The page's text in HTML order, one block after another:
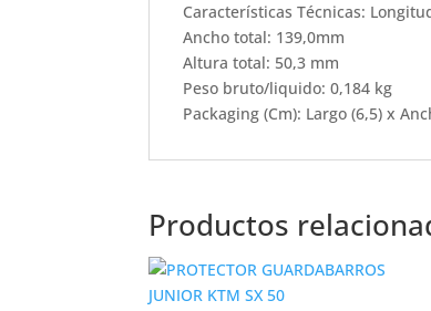
Características Técnicas:
Ancho total: 139,0mm
Altura total: 50,3 mm
Peso bruto/liquido: 0,184 kg
Packaging (Cm): Largo (6,5) x
Productos